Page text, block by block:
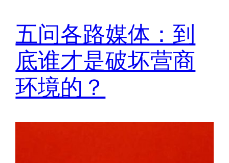
五问各路媒体：到
底谁才是破坏营商
环境的？